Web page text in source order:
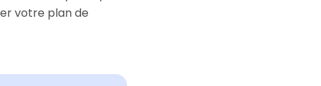
votre plan de